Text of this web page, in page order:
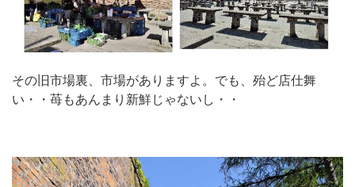
その旧市場裏、市場がありますよ。でも、殆ど店仕舞
い・・苺もあんまり新鮮じゃないし・・